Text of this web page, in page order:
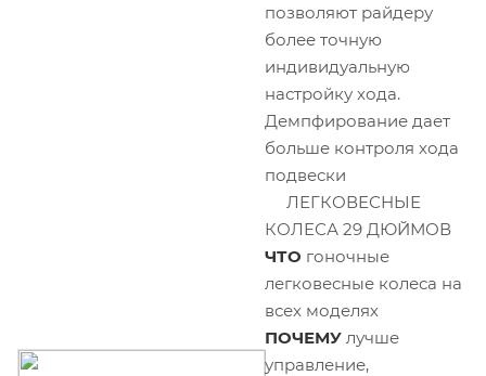
позволяют райдеру
более точную
индивидуальную
настройку хода.
Демпфирование дает
больше контроля хода
подвески
ЛЕГКОВЕСНЫЕ
КОЛЕСА 29 ДЮЙМОВ
ЧТО гоночные
легковесные колеса на
всех моделях
ПОЧЕМУ лучше
управление,